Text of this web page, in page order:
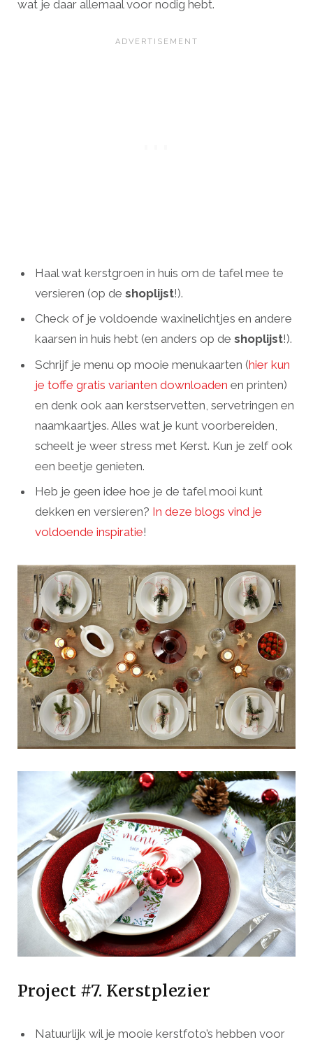
wat je daar allemaal voor nodig hebt.
Haal wat kerstgroen in huis om de tafel mee te
versieren (op de shoplijst!).
Check of je voldoende waxinelichtjes en andere
kaarsen in huis hebt (en anders op de shoplijst!).
Schrijf je menu op mooie menukaarten (hier kun
je toffe gratis varianten downloaden en printen)
en denk ook aan kerstservetten, servetringen en
naamkaartjes. Alles wat je kunt voorbereiden,
scheelt je weer stress met Kerst. Kun je zelf ook
een beetje genieten.
Heb je geen idee hoe je de tafel mooi kunt
dekken en versieren? In deze blogs vind je
voldoende inspiratie!
Project #7. Kerstplezier
Natuurlijk wil je mooie kerstfoto’s hebben voor